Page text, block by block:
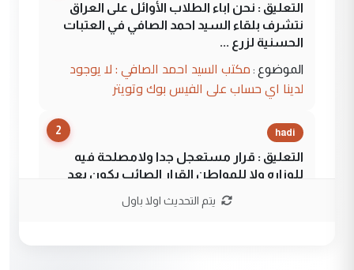
التعليق : نحن اباء الطلاب الأوائل على العراق
نتشرف بلقاء السيد احمد الصافي في العتبات
الحسنية لزرع ...
الموضوع : مكتب السيد احمد الصافي : لا يوجود
لدينا اي حساب على الفيس بوك وتويتر
2 hadi
التعليق : قرار مستعجل جدا ولامصلحة فيه
للوزاره ولا للمواطن القرار الصائب يكون بعد
يتم التحديث اولا باول